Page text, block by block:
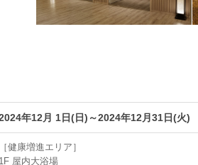
年12月 1日(日)～2024年12月31日(火)
［健康増進エリア］
1F 屋内大浴場